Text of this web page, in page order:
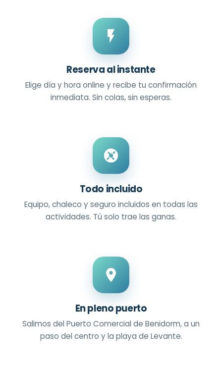
Reserva al instante
Elige día y hora online y recibe tu confirmación
inmediata. Sin colas, sin esperas.
Todo incluido
Equipo, chaleco y seguro incluidos en todas las
actividades. Tú solo trae las ganas.
En pleno puerto
Salimos del Puerto Comercial de Benidorm, a un
paso del centro y la playa de Levante.